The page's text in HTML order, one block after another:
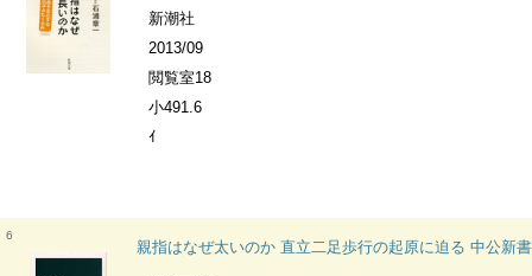
新潮社
2013/09
閲覧室18
小491.6
ｲ
6
親指はなぜ太いのか 直立二足歩行の起原に迫る 中公新書